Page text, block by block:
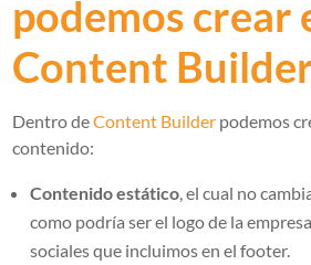
podemos crear
Content
Dentro deContent Builder podemos
contenido:
Contenido estático , el cual no
como podría ser el logo de la
sociales que incluimos en el footer.